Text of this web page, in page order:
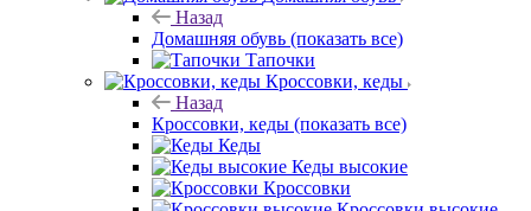
Назад
Домашняя обувь (показать все)
Тапочки
Кроссовки, кеды
Назад
Кроссовки, кеды (показать все)
Кеды
Кеды высокие
Кроссовки